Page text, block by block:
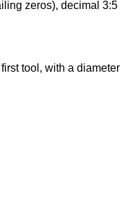
zeros), decimal 3:5
tool, with a diameter